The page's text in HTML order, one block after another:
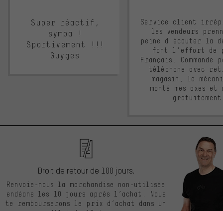
Super réactif,
sympa !
Sportivement !!!
Guyges
Service client
les vendeurs
peine d'écouter la
font l'effort de
Français. Commande
téléphone avec
magasin, le
monté mes axes et
Droit de retour de 100 jours.
Renvoie-nous la marchandise non-utilisée
endéans les 10 jours après l’achat. Nous
te rembourserons le prix d’achat dans un